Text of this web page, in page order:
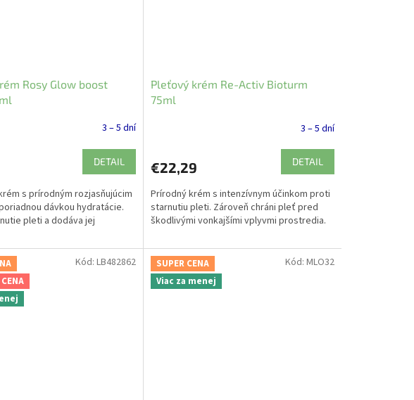
Rosy Glow boost
3 – 5 dní
DETAIL
s prírodným rozjasňujúcim
dávkou hydratácie.
pleti a dodáva jej
Pleťový krém Re-Activ Bioturm
75ml
3 – 5 dní
€22,29 DETAIL
Prírodný krém s intenzívnym účinkom proti
starnutiu pleti. Zároveň chráni pleť pred
škodlivými vonkajšími vplyvmi prostredia.
Kód: LB482862
SUPER CENA
Viac za menej
Kód: MLO32